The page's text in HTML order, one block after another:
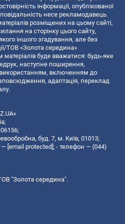
інформації, опублікованої
несе рекламодавець.
розміщених на цьому сайті,
на сторінку цього сайту,
іншого згадування, але без
ТОВ «Золота середина»
буде вважатися: будь-яке
наступне поширення,
включенням до
адаптація, переклад
буд. 7, м. Київ, 01013;
— [email protected] ; - телефон — (044)
"Золота середина".